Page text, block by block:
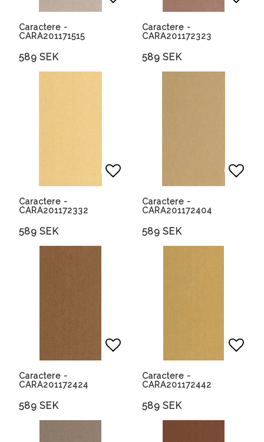
Lägg till i favoritlistan
Caractere -
CARA201171515
589 SEK
Caractere -
CARA201172323
589 SEK
Lägg till i favoritlistan
Caractere -
CARA201172332
589 SEK
Caractere -
CARA201172404
589 SEK
Lägg till i favoritlistan
Caractere -
CARA201172424
589 SEK
Caractere -
CARA201172442
589 SEK